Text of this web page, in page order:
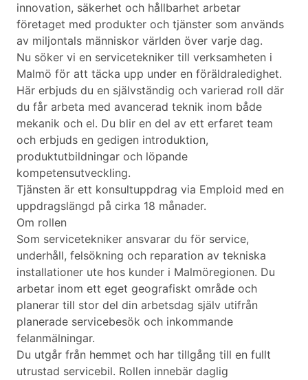
innovation, säkerhet och hållbarhet arbetar
företaget med produkter och tjänster som används
av miljontals människor världen över varje dag.
Nu söker vi en servicetekniker till verksamheten i
Malmö för att täcka upp under en föräldraledighet.
Här erbjuds du en självständig och varierad roll där
du får arbeta med avancerad teknik inom både
mekanik och el. Du blir en del av ett erfaret team
och erbjuds en gedigen introduktion,
produktutbildningar och löpande
kompetensutveckling.
Tjänsten är ett konsultuppdrag via Emploid med en
uppdragslängd på cirka 18 månader.
Om rollen
Som servicetekniker ansvarar du för service,
underhåll, felsökning och reparation av tekniska
installationer ute hos kunder i Malmöregionen. Du
arbetar inom ett eget geografiskt område och
planerar till stor del din arbetsdag själv utifrån
planerade servicebesök och inkommande
felanmälningar.
Du utgår från hemmet och har tillgång till en fullt
utrustad servicebil. Rollen innebär daglig